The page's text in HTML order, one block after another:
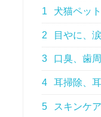
1 犬猫ペッ
2 目やに、
3 口臭、歯
4 耳掃除、
5 スキンケア